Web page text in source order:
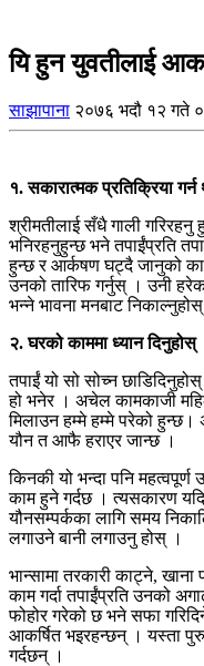
यि हुन युवतीलाई
साझापाना २०७६ भदौ १२ गते
१. सकारात्मक प्रतिक्रिया गर्न
श्रीमतीलाई सँधै गाली
भनिरहनुहुन्छ भने तपाईंप्रति
हुन्छ र आर्कषण घट्दै जानुको
उनको तारिफ गर्नुस् । उनी
भन्ने भावना मनबाट
२. घरको काममा ध्यान दिनुहोस्
तपाईं यो सो सोच्न
हो भनेर । अचेल कामकाजी
मिलाउन हम्मे हम्मे परेको हुन्छ।
यौन त आफै हराएर जान्छ ।
किनकी यो भन्दा पनि महत्वपूर्ण
काम हुने गर्दछ । त्यसकारण
यौनसम्पर्कका लागि समय
लगाउने बानी लगाउनु होस् ।
भान्सामा तरकारी काट्ने,
काम गर्दा तपाईंप्रति उनको
फोहोर गरेको छ भने सफा
आकर्षित भइरहन्छन् । यस्ता
गर्दछन् ।